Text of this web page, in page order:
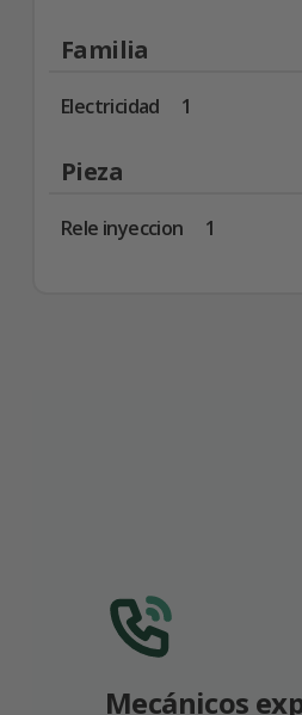
Familia
Electricidad 1
Pieza
Rele inyeccion 1
Mecánicos